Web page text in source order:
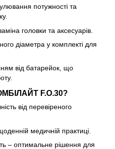
потужності та
головки та аксесуарів.
діаметра у комплекті для
від батарейок, що
F.O.30?
від перевіреного
медичній практиці.
– оптимальне рішення для